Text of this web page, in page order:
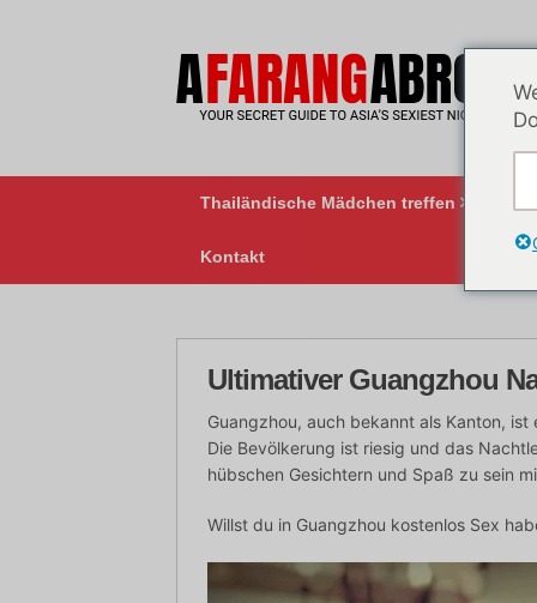
Thailändische Mädchen treffen
Kontakt
Ultimativer Guangzhou
Guangzhou, auch bekannt als Kanton,
Die Bevölkerung ist riesig und das
hübschen Gesichtern und Spaß zu sein
Willst du in Guangzhou kostenlos Sex